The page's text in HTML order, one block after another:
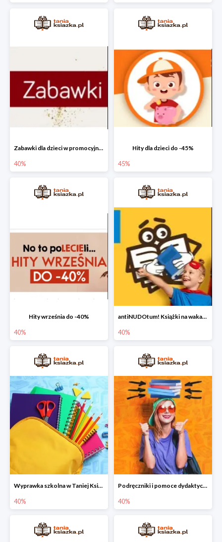
Zabawki dla dzieci w promocyjnych cenach do -40%!
40%
Hity dla dzieci do -45%
45%
Hity września do -40%
40%
antiNUDOtum! Książki na wakacje do -40%
40%
Wyprawka szkolna w Taniej Książce do -40%
40%
Podręczniki i pomoce dydaktyczne w Taniej Książce do -40%
40%